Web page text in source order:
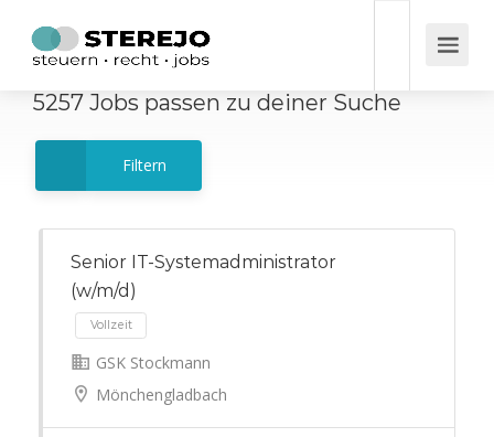
5257 Jobs passen zu deiner Suche
Filtern
Senior IT-Systemadministrator
(w/m/d)
GSK Stockmann
Mönchengladbach